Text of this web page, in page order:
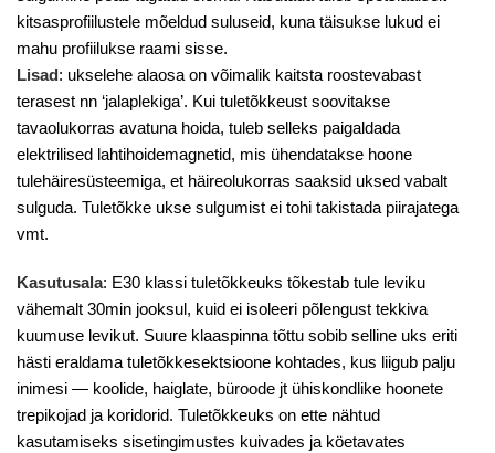
kitsasprofiilustele mõeldud suluseid, kuna täisukse lukud ei
mahu profiilukse raami sisse.
Lisad: ukselehe alaosa on võimalik kaitsta roostevabast
terasest nn ‘jalaplekiga’. Kui tuletõkkeust soovitakse
tavaolukorras avatuna hoida, tuleb selleks paigaldada
elektrilised lahtihoidemagnetid, mis ühendatakse hoone
tulehäiresüsteemiga, et häireolukorras saaksid uksed vabalt
sulguda. Tuletõkke ukse sulgumist ei tohi takistada piirajatega
vmt.
Kasutusala: E30 klassi tuletõkkeuks tõkestab tule leviku
vähemalt 30min jooksul, kuid ei isoleeri põlengust tekkiva
kuumuse levikut. Suure klaaspinna tõttu sobib selline uks eriti
hästi eraldama tuletõkkesektsioone kohtades, kus liigub palju
inimesi — koolide, haiglate, büroode jt ühiskondlike hoonete
trepikojad ja koridorid. Tuletõkkeuks on ette nähtud
kasutamiseks sisetingimustes kuivades ja köetavates